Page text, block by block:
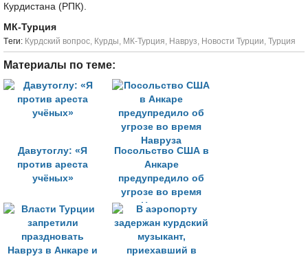
Курдистана (РПК).
МК-Турция
Tеги: Курдский вопрос, Курды, МК-Турция, Навруз, Новости Турции, Турция
Материалы по теме:
Давутоглу: «Я
против ареста
учёных»
Посольство США в
Анкаре
предупредило об
угрозе во время
Навруза